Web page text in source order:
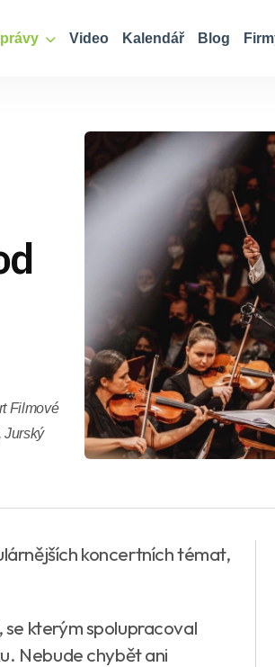
Video Kalendář Blog
Filmové
Jurský
koncertních témat,
se kterým spolupracoval
Nebude chybět ani